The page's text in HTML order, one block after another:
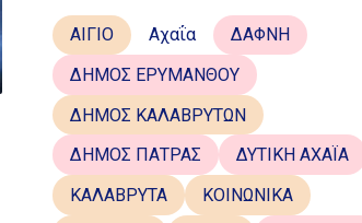
ΑΙΓΙΟ Αχαΐα
ΔΑΦΝΗ
ΔΗΜΟΣ ΕΡΥΜΑΝΘΟΥ
ΔΗΜΟΣ ΚΑΛΑΒΡΥΤΩΝ
ΔΗΜΟΣ ΠΑΤΡΑΣ
ΔΥΤΙΚΗ ΑΧΑΪΑ
ΚΑΛΑΒΡΥΤΑ
ΚΟΙΝΩΝΙΚΑ